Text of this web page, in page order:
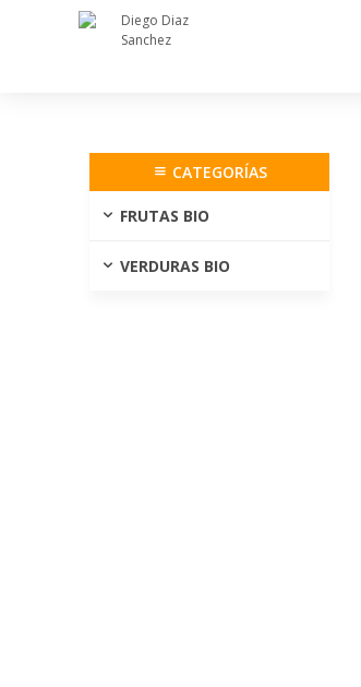
CATEGORÍAS
FRUTAS BIO
VERDURAS BIO